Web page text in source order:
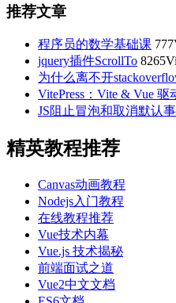
推荐文章
程序员的数学基础课
jquery插件ScrollTo
为什么离不开
VitePress：Vite & Vue
JS阻止冒泡和取消默认
精英教程推荐
Canvas动画教程
Nodejs入门教程
在线教程推荐
Vue技术内幕
Vue.js 技术揭秘
前端面试之道
Vue2中文文档